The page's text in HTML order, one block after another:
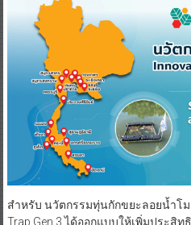
สำหรับ นวัตกรรมทุ่นกักขยะลอยน้ำโมเ
Trap Gen 3 ได้ออกแบบให้เพิ่มประสิ